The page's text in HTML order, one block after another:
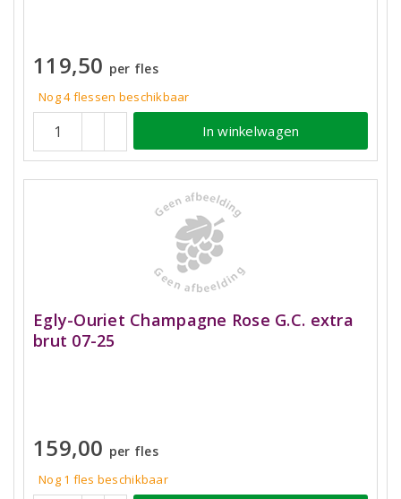
119,50 per fles
Nog 4flessen beschikbaar
In winkelwagen
Egly-Ouriet Champagne Rose G.C. extra
brut 07-25
159,00 per fles
Nog 1 fles beschikbaar